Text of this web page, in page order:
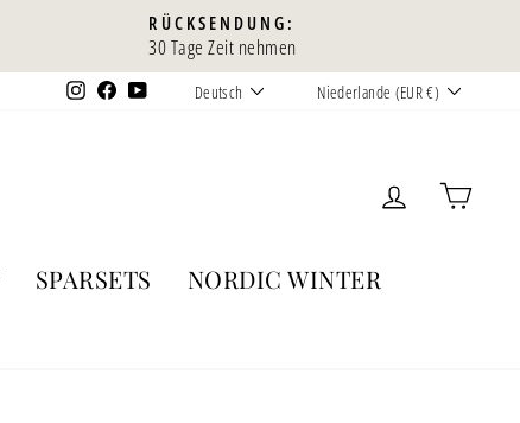
RÜCKSENDUNG:
30 Tage Zeit nehmen
Instagram
FacebookYouTubeSPRACHE
Deutsch WÄHRUNG
Niederlande (EUR €)
SPARSETS
NORDIC WINTER